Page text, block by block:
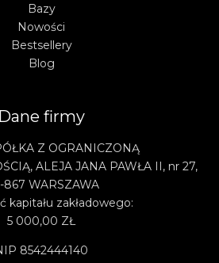
Bazy
Nowości
Bestsellery
Blog
Dane firmy
Z OGRANICZONĄ
ALEJA JANA PAWŁA II, nr 27,
867 WARSZAWA
kapitału zakładowego:
5 000,00 ZŁ
8542444140